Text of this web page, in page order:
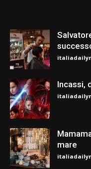
Incassi,
mare